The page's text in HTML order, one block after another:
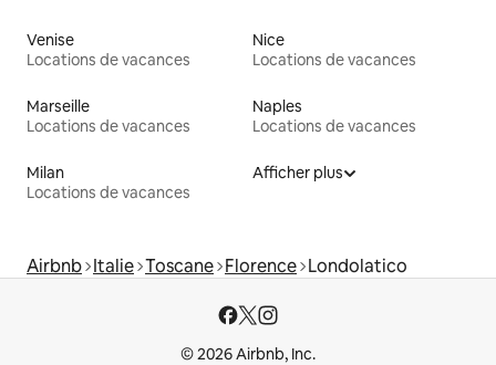
Venise
Locations de vacances
Nice
Locations de vacances
Marseille
Locations de vacances
Naples
Locations de vacances
Milan
Locations de vacances
Afficher plus
Airbnb Italie Toscane Florence Londolatico
© 2026 Airbnb, Inc.